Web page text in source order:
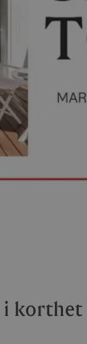
i korthet